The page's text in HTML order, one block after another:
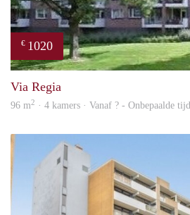
€ 1020
Via Regia
96 m2 · 4 kamers · Vanaf ? - Onbepaalde tijd